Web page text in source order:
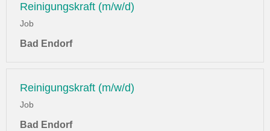
Reinigungskraft (m/w/d)
Job
Bad Endorf
Reinigungskraft (m/w/d)
Job
Bad Endorf